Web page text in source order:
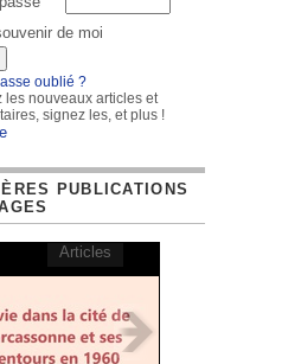
de moi
oublié ?
les nouveaux articles et
signez les, et plus !
PUBLICATIONS
Articles